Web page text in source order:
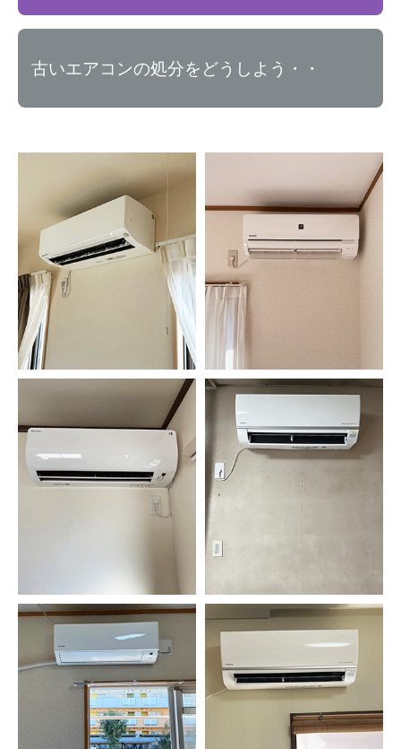
古いエアコンの処分をどうしよう・・